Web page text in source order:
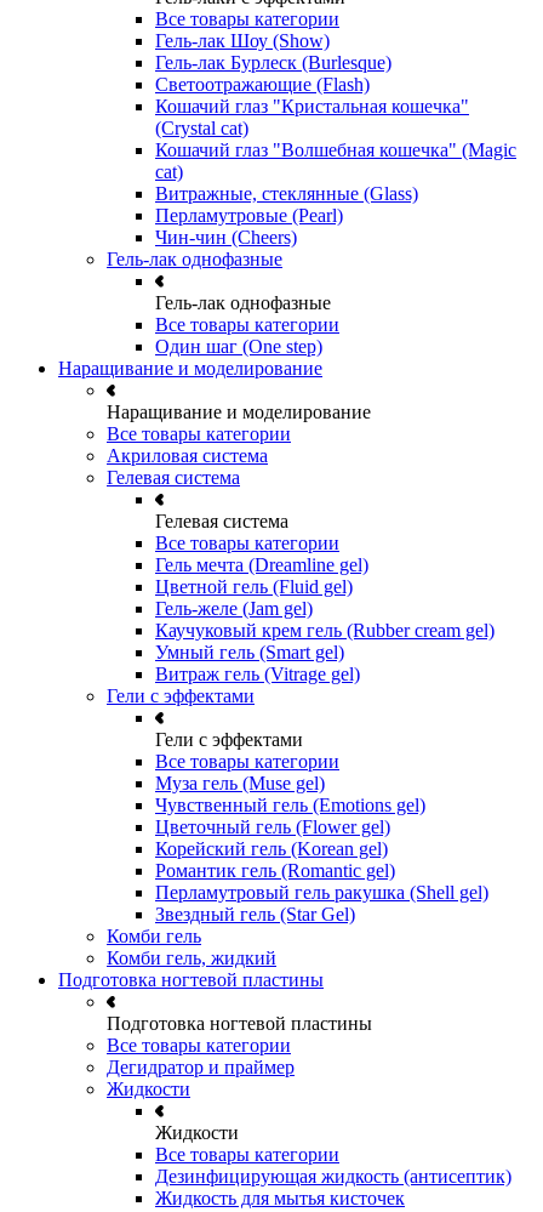
Все товары категории
Гель-лак Шоу (Show)
Гель-лак Бурлеск (Burlesque)
Светоотражающие (Flash)
Кошачий глаз "Кристальная кошечка"
(Crystal cat)
Кошачий глаз "Волшебная кошечка" (Magic
cat)
Витражные, стеклянные (Glass)
Перламутровые (Pearl)
Чин-чин (Cheers)
Гель-лак однофазные
Гель-лак однофазные
Все товары категории
Один шаг (One step)
Наращивание и моделирование
Наращивание и моделирование
Все товары категории
Акриловая система
Гелевая система
Гелевая система
Все товары категории
Гель мечта (Dreamline gel)
Цветной гель (Fluid gel)
Гель-желе (Jam gel)
Каучуковый крем гель (Rubber cream gel)
Умный гель (Smart gel)
Витраж гель (Vitrage gel)
Гели с эффектами
Гели с эффектами
Все товары категории
Муза гель (Muse gel)
Чувственный гель (Emotions gel)
Цветочный гель (Flower gel)
Корейский гель (Korean gel)
Романтик гель (Romantic gel)
Перламутровый гель ракушка (Shell gel)
Звездный гель (Star Gel)
Комби гель
Комби гель, жидкий
Подготовка ногтевой пластины
Подготовка ногтевой пластины
Все товары категории
Дегидратор и праймер
Жидкости
Жидкости
Все товары категории
Дезинфицирующая жидкость (антисептик)
Жидкость для мытья кисточек